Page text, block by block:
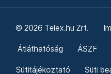
© 2026 Telex.hu Zrt.
Átláthatóság ÁSZF
Sütitájékoztató Süti